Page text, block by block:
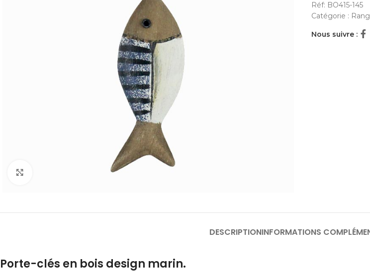
Réf: BO415-145
Catégorie :
Nous suivre :
DESCRIPTIONINFORMATIONS
Porte-clés en bois design marin.